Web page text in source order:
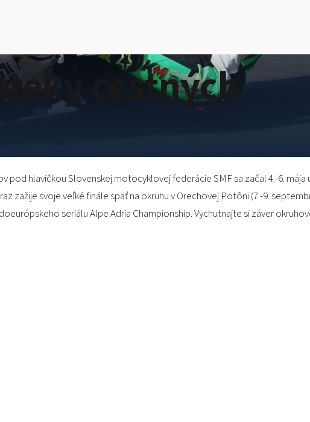
SK
cestných
hlavičkou Slovenskej motocyklovej federácie SMF sa začal 4.-6. mája u
zažije svoje veľké finále späť na okruhu v Orechovej Potôni (7.-9.
seriálu Alpe Adria Championship. Vychutnajte si záver